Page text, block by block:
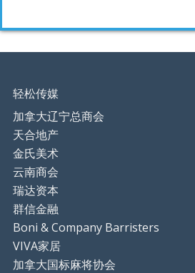
轻松传媒
加拿大辽宁总商会
天合地产
金氏美术
云南商会
瑞达资本
群信金融
Boni & Company Barristers
VIVA家居
加拿大国标麻将协会